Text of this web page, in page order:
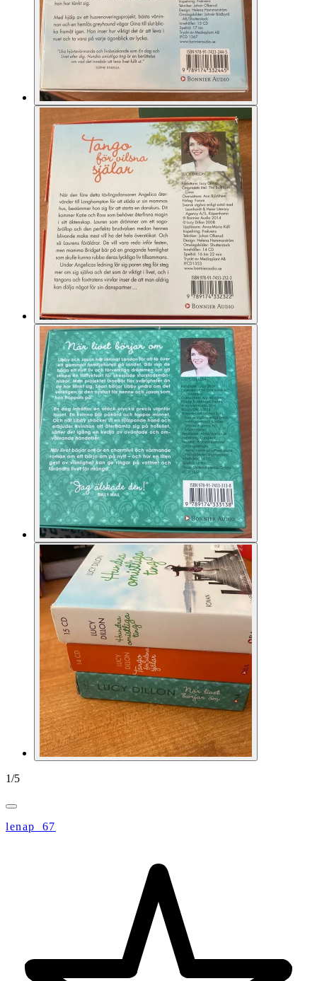
1/5
lenap_67